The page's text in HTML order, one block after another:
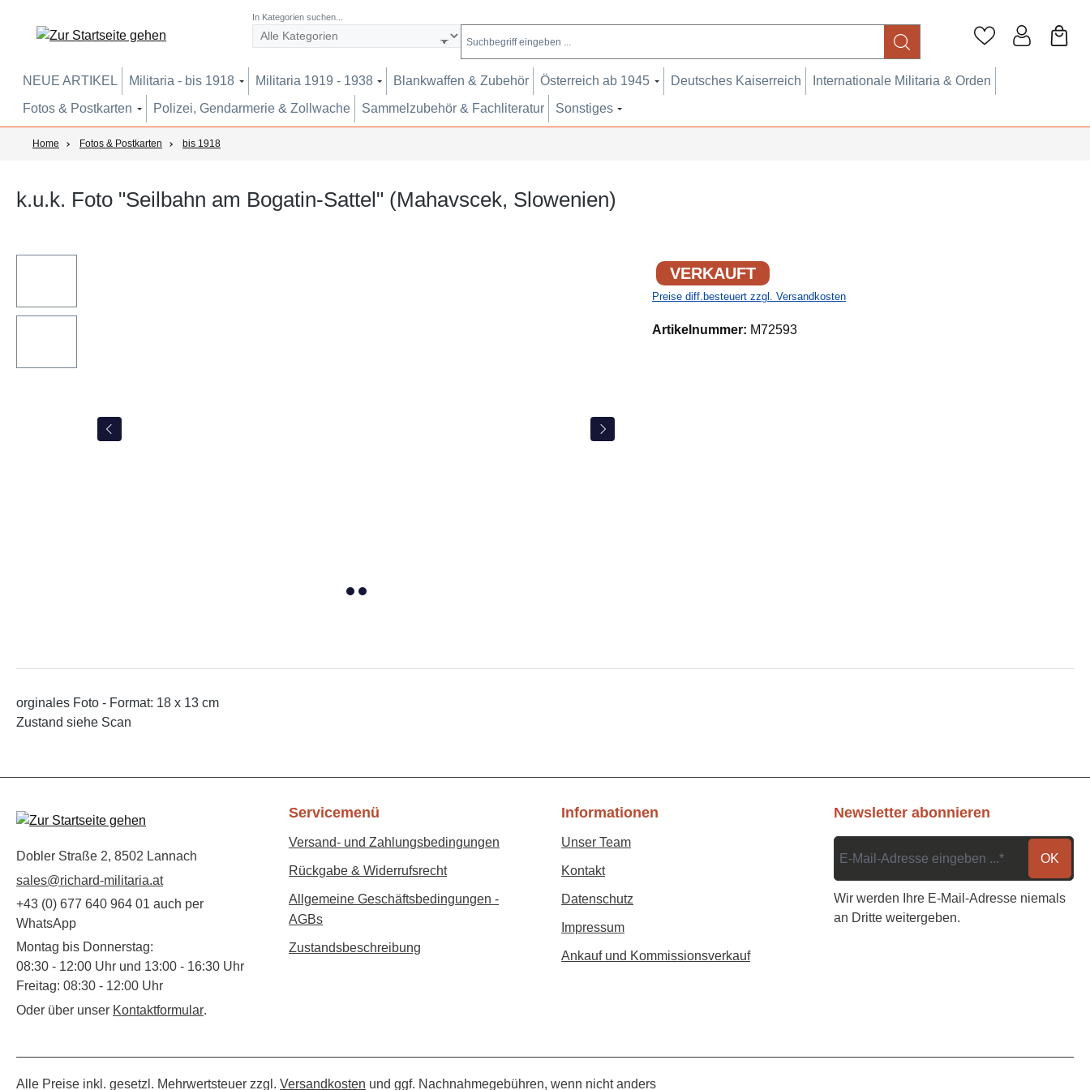
In Kategorien suchen...
NEUE ARTIKEL Militaria - bis 1918 Militaria 1919 - 1938 Blankwaffen & Zubehör Österreich ab 1945 Deutsches Kaiserreich
Internationale Militaria & Orden
Fotos & Postkarten
Polizei, Gendarmerie & Zollwache Sammelzubehör & Fachliteratur Sonstiges
Home Fotos & Postkarten bis 1918
k.u.k. Foto "Seilbahn am Bogatin-Sattel" (Mahavscek, Slowenien)
VERKAUFT
Preise diff.besteuert zzgl. Versandkosten
Artikelnummer: M72593
orginales Foto - Format: 18 x 13 cm
Zustand siehe Scan
Dobler Straße 2, 8502 Lannach
sales@richard-militaria.at
+43 (0) 677 640 964 01 auch per
WhatsApp
Montag bis Donnerstag:
08:30 - 12:00 Uhr und 13:00 - 16:30 Uhr
Freitag: 08:30 - 12:00 Uhr
Oder über unser Kontaktformular.
Servicemenü
Versand- und Zahlungsbedingungen
Rückgabe & Widerrufsrecht
Allgemeine Geschäftsbedingungen -
AGBs
Zustandsbeschreibung
Informationen
Unser Team
Kontakt
Datenschutz
Impressum
Ankauf und Kommissionsverkauf
Newsletter abonnieren
OK
Wir werden Ihre E-Mail-Adresse niemals
an Dritte weitergeben.
Alle Preise inkl. gesetzl. Mehrwertsteuer zzgl. Versandkosten und ggf. Nachnahmegebühren, wenn nicht anders